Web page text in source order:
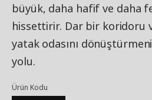
büyük, daha hafif ve daha
hissettirir. Dar bir koridoru
yatak odasını
yolu.
Ürün Kodu